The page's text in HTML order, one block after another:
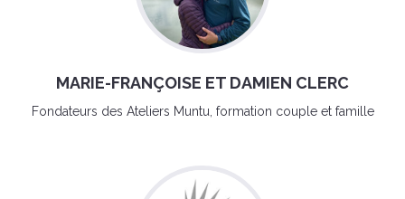
MARIE-FRANÇOISE ET DAMIEN CLERC
Fondateurs des Ateliers Muntu, formation couple et famille